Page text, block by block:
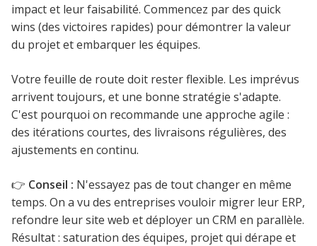
impact et leur faisabilité. Commencez par des quick
wins (des victoires rapides) pour démontrer la valeur
du projet et embarquer les équipes.
Votre feuille de route doit rester flexible. Les imprévus
arrivent toujours, et une bonne stratégie s'adapte.
C'est pourquoi on recommande une approche agile :
des itérations courtes, des livraisons régulières, des
ajustements en continu.
👉 Conseil : N'essayez pas de tout changer en même
temps. On a vu des entreprises vouloir migrer leur ERP,
refondre leur site web et déployer un CRM en parallèle.
Résultat : saturation des équipes, projet qui dérape et